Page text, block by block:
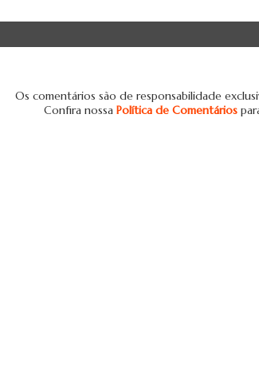
Os comentários são de responsabilidade
Confira nossa Política de Comentários